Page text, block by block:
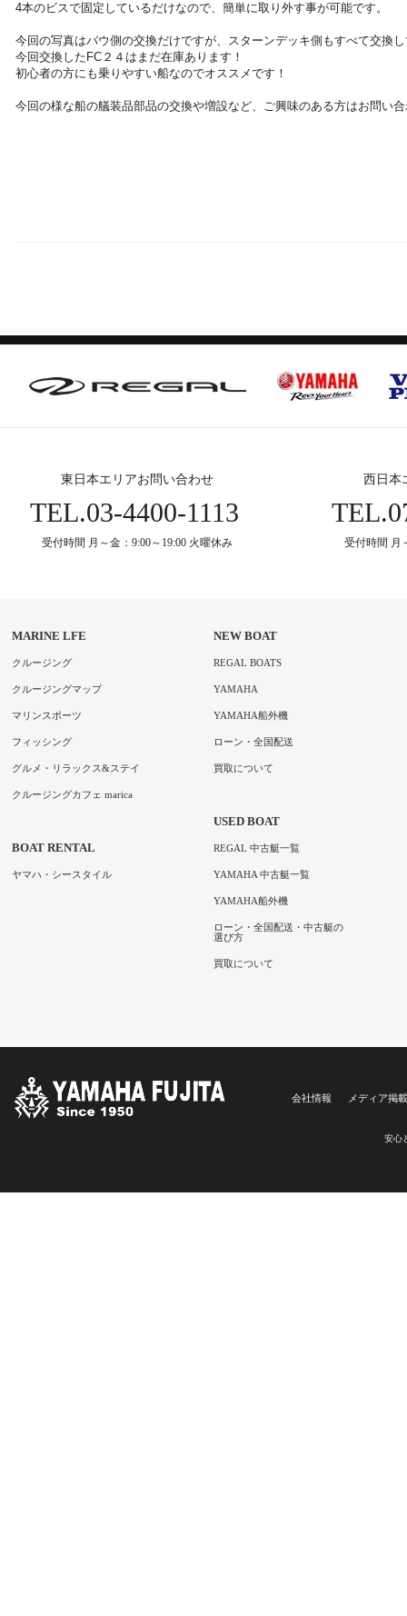
4本のビスで固定しているだけなので、簡単に取り外す事が可能です。
今回の写真はバウ側の交換だけですが、スターンデッキ側もすべて交換
今回交換したFC２４はまだ在庫あります！
初心者の方にも乗りやすい船なのでオススメです！
今回の様な船の艤装品部品の交換や増設など、ご興味のある方はお問い
東日本エリアお問い合わせ
TEL.03-4400-1113
受付時間 月～金：9:00～19:00 火曜休み
西日本
TEL.
受付時間 月
MARINE LFE
クルージング
クルージングマップ
マリンスポーツ
フィッシング
グルメ・リラックス&ステイ
クルージングカフェ marica
BOAT RENTAL
ヤマハ・シースタイル
NEW BOAT
REGAL BOATS
YAMAHA
YAMAHA船外機
ローン・全国配送
買取について
USED BOAT
REGAL 中古艇一覧
YAMAHA 中古艇一覧
YAMAHA船外機
ローン・全国配送・中古艇の
選び方
買取について
会社情報 メディア掲
安心